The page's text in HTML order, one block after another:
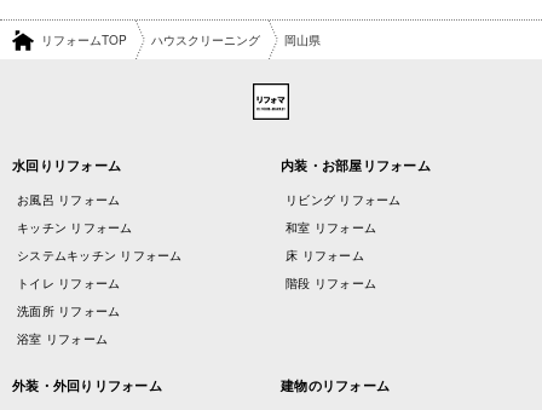
リフォームTOP ハウスクリーニング 岡山県
水回りリフォーム
お風呂 リフォーム
キッチン リフォーム
システムキッチン リフォーム
トイレ リフォーム
洗面所 リフォーム
浴室 リフォーム
内装・お部屋リフォーム
リビング リフォーム
和室 リフォーム
床 リフォーム
階段 リフォーム
外装・外回りリフォーム 建物のリフォーム